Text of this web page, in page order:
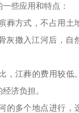
些应用和特点：
葬方式，不占用土
灰撒入江河后，自
，江葬的费用较低
济负担。
的多个地点进行，